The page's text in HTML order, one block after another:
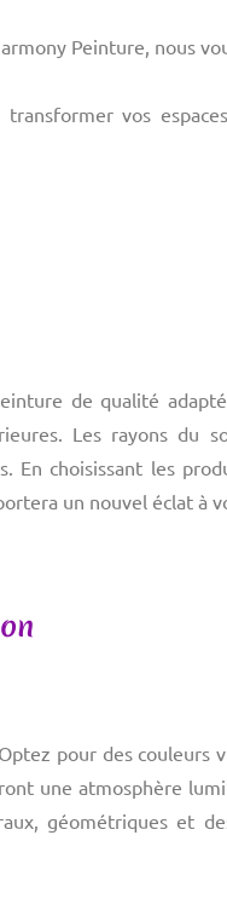
Peinture, nous
vos
de qualité
Les rayons du
choisissant les
un nouvel éclat à
pour des couleurs
une atmosphère
géométriques et